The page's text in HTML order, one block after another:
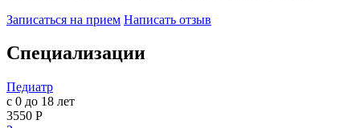
Записаться на прием Написать отзыв
Специализации
Педиатр
с 0 до 18 лет
3550 Р